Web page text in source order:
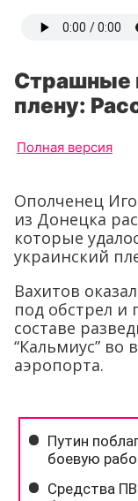
Страшные
плену:
Полная версия
Ополченец
из Донецка
которые
украинский
Вахитов
под обстрел и
составе
“Кальмиус” во
аэропорта.